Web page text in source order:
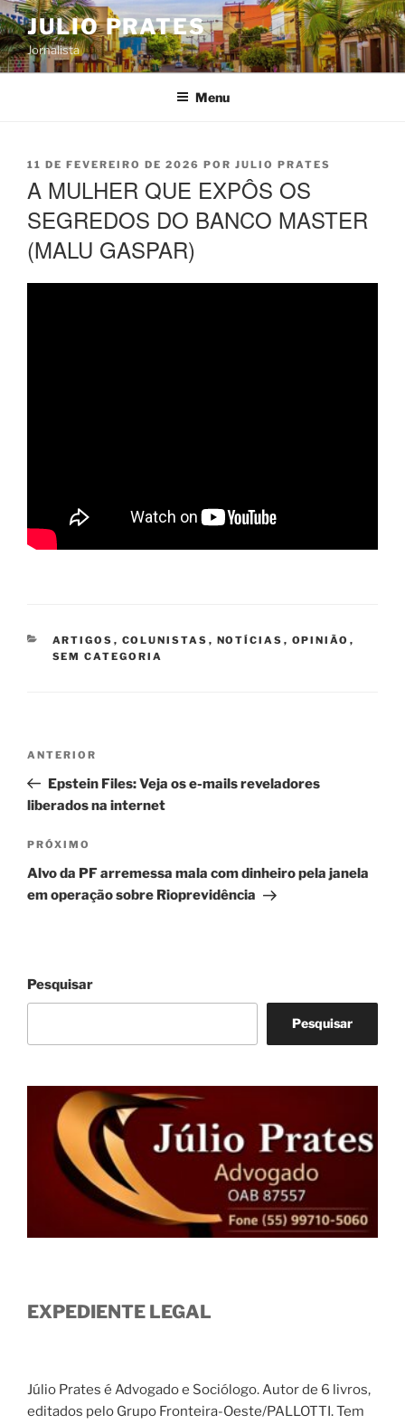
Pular
para
o
conteúdo
JULIO PRATES
Jornalista
Menu
PUBLICADO
11 DE FEVEREIRO DE 2026 POR JULIO PRATES
A MULHER QUE EXPÔS OS
SEGREDOS DO BANCO MASTER
(MALU GASPAR)
CATEGORIAS
ARTIGOS , COLUNISTAS , NOTÍCIAS , OPINIÃO ,
SEM CATEGORIA
Navegação
Post
Post
anterior
ANTERIOR
Epstein Files: Veja os e-mails reveladores
liberados na internet
Próximo
post
PRÓXIMO
Alvo da PF arremessa mala com dinheiro pela janela
em operação sobre Rioprevidência
Pesquisar
Pesquisar
EXPEDIENTE LEGAL
Júlio Prates é Advogado e Sociólogo. Autor de 6 livros,
editados pelo Grupo Fronteira-Oeste/PALLOTTI. Tem